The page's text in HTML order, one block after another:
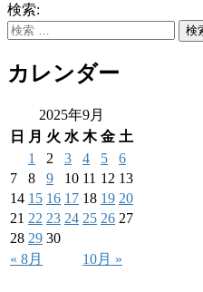
検索:
カレンダー
2025年9月
日
月 火 水 木 金 土
« 8月 10月 »
1 2 3 4 5
6
7
8 9 10 11 12 13
14 15 16 17 18 19 20
21 22 23 24 25 26 27
28 29 30